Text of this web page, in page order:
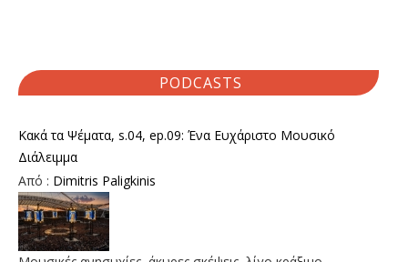
PODCASTS
Κακά τα Ψέματα, s.04, ep.09: Ένα Ευχάριστο Μουσικό
Διάλειμμα
Από : Dimitris Paligkinis